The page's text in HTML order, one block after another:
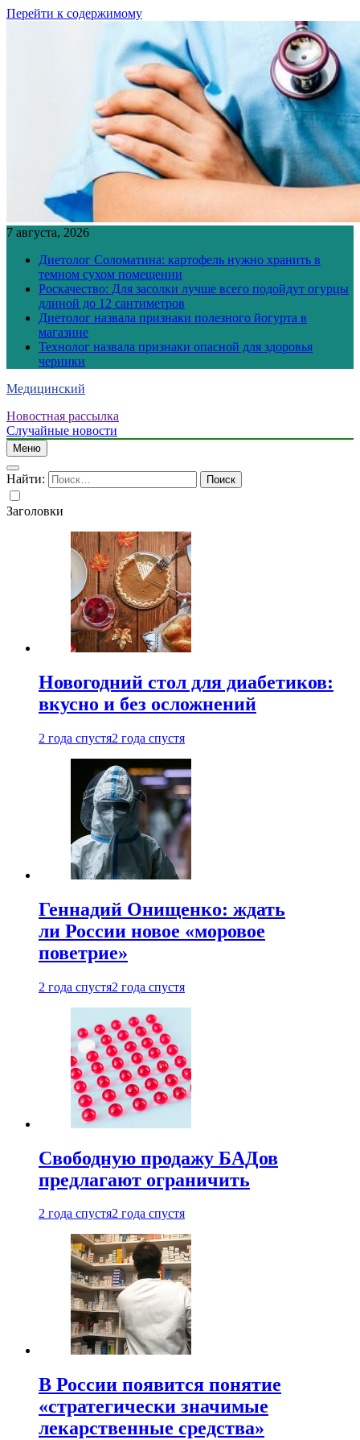
Перейти к содержимому
7 августа, 2026
Диетолог Соломатина: картофель нужно хранить в
темном сухом помещении
Роскачество: Для засолки лучше всего подойдут огурцы
длиной до 12 сантиметров
Диетолог назвала признаки полезного йогурта в
магазине
Технолог назвала признаки опасной для здоровья
черники
Медицинский
Новостная рассылка
Случайные новости
Меню
Найти:
Заголовки
Новогодний стол для диабетиков:
вкусно и без осложнений
2 года спустя2 года спустя
Геннадий Онищенко: ждать
ли России новое «моровое
поветрие»
2 года спустя2 года спустя
Свободную продажу БАДов
предлагают ограничить
2 года спустя2 года спустя
В России появится понятие
«стратегически значимые
лекарственные средства»